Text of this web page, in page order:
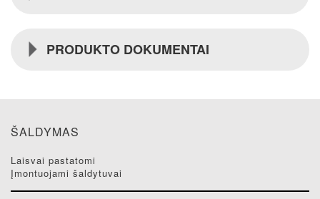
PRODUKTO DOKUMENTAI
ŠALDYMAS
laisvai pastatomi
įmontuojami šaldytuvai